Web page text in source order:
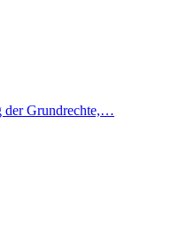
der Grundrechte,…